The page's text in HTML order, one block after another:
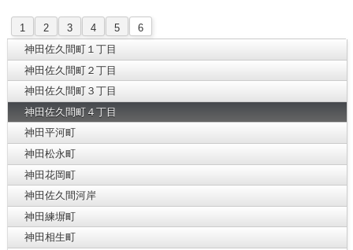
1 2 3 4 5
6
神田佐久間町１丁目
神田佐久間町２丁目
神田佐久間町３丁目
神田佐久間町４丁目
神田平河町
神田松永町
神田花岡町
神田佐久間河岸
神田練塀町
神田相生町